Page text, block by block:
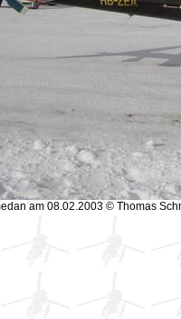
am 08.02.2003 © Thomas